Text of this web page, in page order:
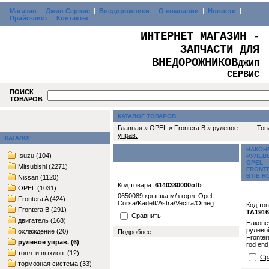
Магазин | Джип Сервис | Внедорожники | О компании | Новости
|
Прайс-лист | Контакты
ИНТЕРНЕТ МАГАЗИН -
ЗАПЧАСТИ ДЛЯ
ВНЕДОРОЖНИКОВДЖИП
СЕРВИС
ПОИСК
ТОВАРОВ
КАТАЛОГ
Isuzu (104)
Mitsubishi (2271)
Nissan (1120)
OPEL (1031)
Frontera A (424)
Frontera B (291)
двигатель (168)
охлаждение (20)
рулевое управ. (6)
топл. и выхлоп. (12)
тормозная система (33)
КАТАЛОГ ТОВАРОВ
Главная » OPEL » Frontera B » рулевое
управ.
Код товара: 6140380000ofb
0650089 крышка м/з горл. Opel
Corsa/Kadett/Astra/Vectra/Omeg
Сравнить
Подробнее...
OPEL
BTIE
Код
rod end